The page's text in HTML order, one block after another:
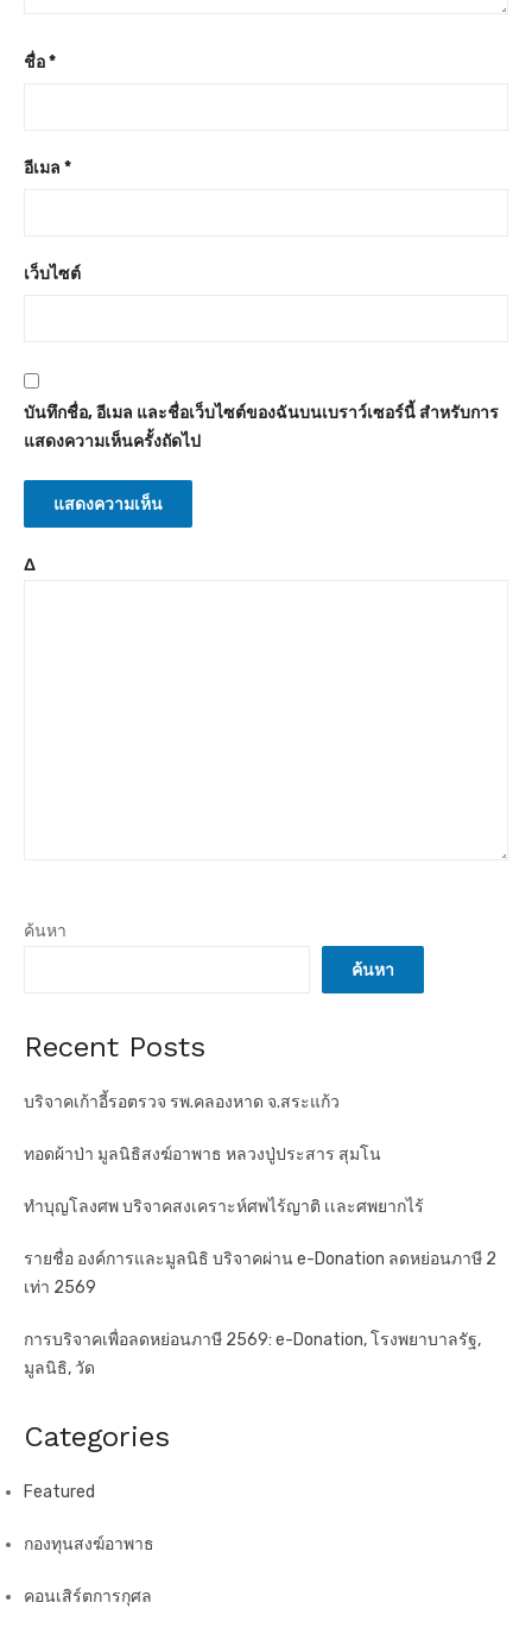
ชื่อ*
อีเมล *
เว็บไซต์
บันทึกชื่อ, อีเมล และชื่อเว็บไซต์ของฉันบนเบราว์เซอร์นี้ สำหรับการ
แสดงความเห็นครั้งถัดไป
Δ
ค้นหา
ค้นหา
Recent Posts
บริจาคเก้าอี้รอตรวจ รพ.คลองหาด จ.สระแก้ว
ทอดผ้าป่า มูลนิธิสงฆ์อาพาธ หลวงปู่ประสาร สุมโน
ทำบุญโลงศพ บริจาคสงเคราะห์ศพไร้ญาติ เเละศพยากไร้
รายชื่อ องค์การและมูลนิธิ บริจาคผ่าน e-Donation ลดหย่อนภาษี 2
เท่า 2569
การบริจาคเพื่อลดหย่อนภาษี 2569: e-Donation, โรงพยาบาลรัฐ,
มูลนิธิ, วัด
Categories
Featured
กองทุนสงฆ์อาพาธ
คอนเสิร์ตการกุศล